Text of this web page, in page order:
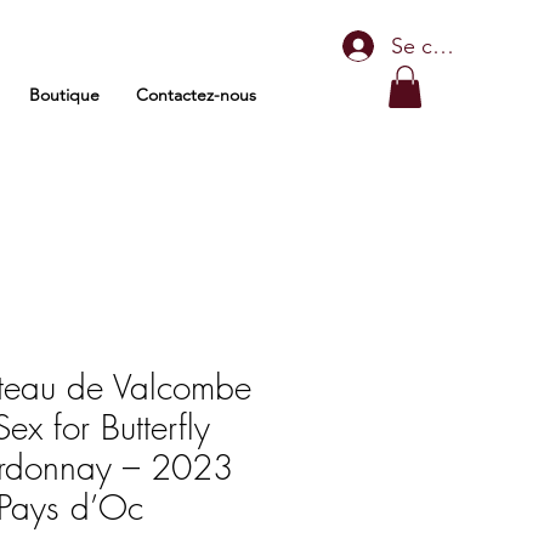
Boutique Contactez-nous
Se connecter
de Valcombe
for Butterfly
– 2023
d’Oc